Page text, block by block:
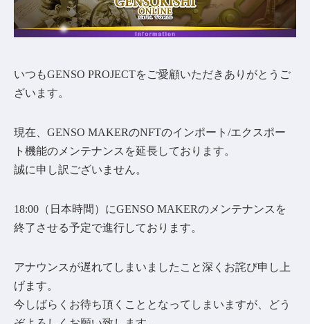
いつもGENSO PROJECTをご愛顧いただきありがとうご
ざいます。
現在、GENSO MAKERのNFTのインポート/エクスポー
ト機能のメンテナンスを延長しております。
誠に申し訳ございません。
18:00（日本時間）にGENSO MAKERのメンテナンスを
終了させる予定で進行しております。
アナウンスが遅れてしまいましたこと深くお詫び申し上
げます。
今しばらくお待ち頂くこととなってしまいますが、どう